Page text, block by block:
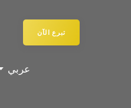
تبرع الآن
عربي